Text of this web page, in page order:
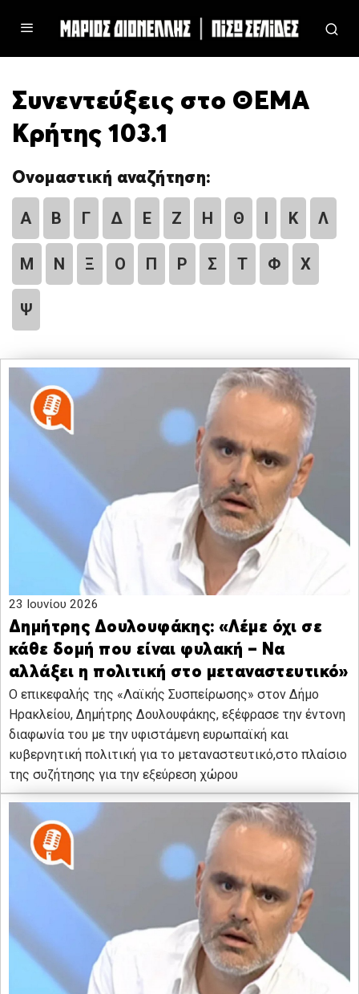
Συνεντεύξεις στο ΘΕΜΑ
Κρήτης 103.1
Ονομαστική αναζήτηση:
Α Β Γ Δ Ε Ζ Η Θ Ι Κ Λ
Μ Ν Ξ Ο Π Ρ Σ Τ Φ Χ
Ψ
23 Ιουνίου 2026
Δημήτρης Δουλουφάκης: «Λέμε όχι σε
κάθε δομή που είναι φυλακή – Να
αλλάξει η πολιτική στο μεταναστευτικό»
Ο επικεφαλής της «Λαϊκής Συσπείρωσης» στον Δήμο
Ηρακλείου, Δημήτρης Δουλουφάκης, εξέφρασε την έντονη
διαφωνία του με την υφιστάμενη ευρωπαϊκή και
κυβερνητική πολιτική για το μεταναστευτικό,στο πλαίσιο
της συζήτησης για την εξεύρεση χώρου